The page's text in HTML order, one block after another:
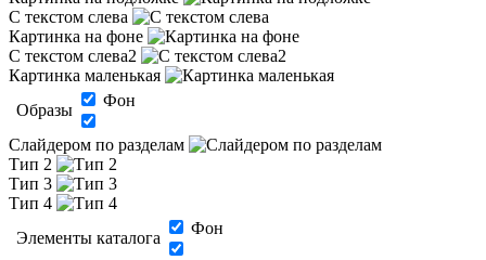
С текстом слева
Картинка на фоне
С текстом слева2
Картинка маленькая
Образы
Фон
Слайдером по разделам
Тип 2
Тип 3
Тип 4
Элементы каталога
Фон